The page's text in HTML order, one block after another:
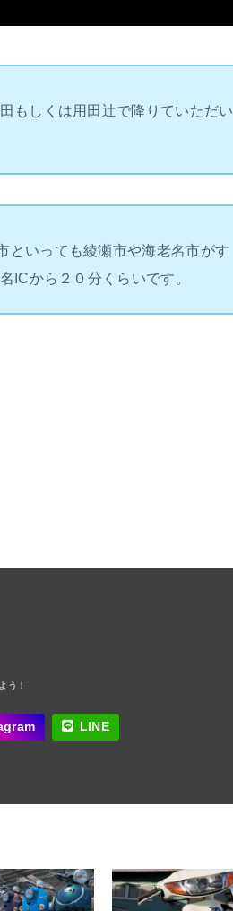
もしくは用田辻で降りていただい
といっても綾瀬市や海老名市がす
ICから２０分くらいです。
LINE